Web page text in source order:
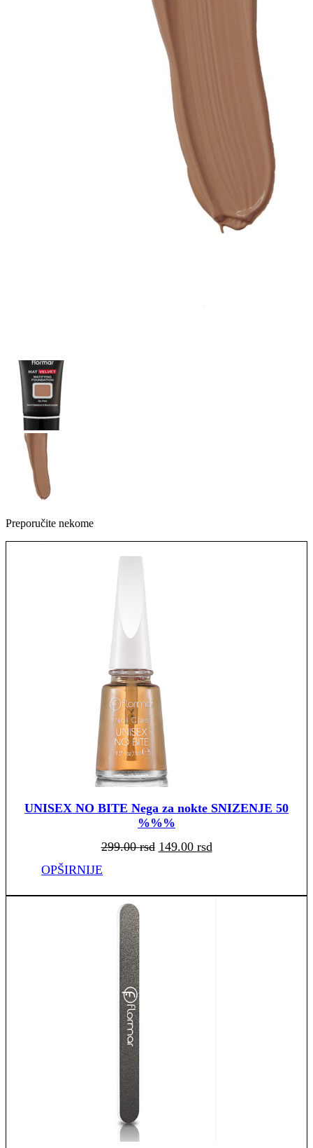
Preporučite nekome
UNISEX NO BITE Nega za nokte SNIZENJE 50
%%%
299.00rsd Originalna
cena
149.00 rsdTrenutna
cena
OPŠIRNIJE